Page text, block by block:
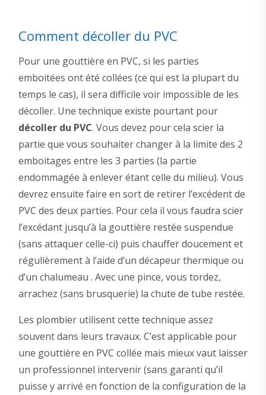
Comment décoller du PVC
Pour une gouttière en PVC, si les parties
emboitées ont été collées (ce qui est la plupart du
temps le cas), il sera difficile voir impossible de les
décoller. Une technique existe pourtant pour
décoller du PVC. Vous devez pour cela scier la
partie que vous souhaiter changer à la limite des 2
emboitages entre les 3 parties (la partie
endommagée à enlever étant celle du milieu). Vous
devrez ensuite faire en sort de retirer l’excédent de
PVC des deux parties. Pour cela il vous faudra scier
l’excédant jusqu’à la gouttière restée suspendue
(sans attaquer celle-ci) puis chauffer doucement et
régulièrement à l’aide d’un décapeur thermique ou
d’un chalumeau . Avec une pince, vous tordez,
arrachez (sans brusquerie) la chute de tube restée.
Les plombier utilisent cette technique assez
souvent dans leurs travaux. C’est applicable pour
une gouttière en PVC collée mais mieux vaut laisser
un professionnel intervenir (sans garanti qu’il
puisse y arrivé en fonction de la configuration de la